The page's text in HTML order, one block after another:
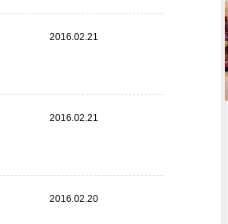
2016.02.21
2016.02.21
2016.02.20